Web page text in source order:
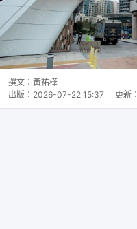
撰文： 黃祐樺
出版： 2026-07-22 15:37 更新：